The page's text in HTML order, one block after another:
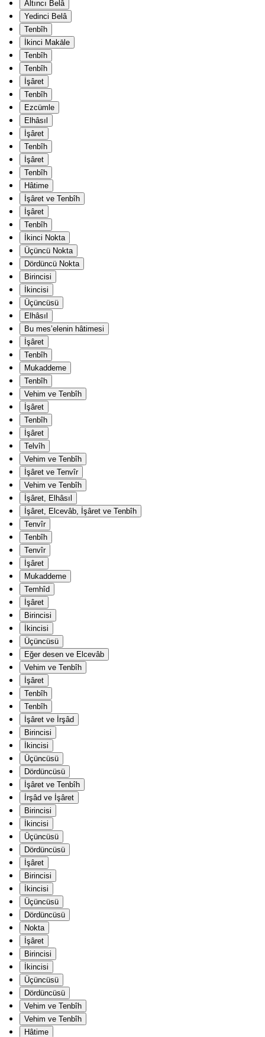
Altıncı Belâ
Yedinci Belâ
Tenbîh
İkinci Makāle
Tenbîh
Tenbîh
İşâret
Tenbîh
Ezcümle
Elhâsıl
İşâret
Tenbîh
İşâret
Tenbîh
Hâtime
İşâret ve Tenbîh
İşâret
Tenbîh
İkinci Nokta
Üçüncü Nokta
Dördüncü Nokta
Birincisi
İkincisi
Üçüncüsü
Elhâsıl
Bu mes’elenin hâtimesi
İşâret
Tenbîh
Mukaddeme
Tenbîh
Vehim ve Tenbîh
İşâret
Tenbîh
İşâret
Telvîh
Vehim ve Tenbîh
İşâret ve Tenvîr
Vehim ve Tenbîh
İşâret, Elhâsıl
İşâret, Elcevâb, İşâret ve Tenbîh
Tenvîr
Tenbîh
Tenvîr
İşâret
Mukaddeme
Temhîd
İşâret
Birincisi
İkincisi
Üçüncüsü
Eğer desen ve Elcevâb
Vehim ve Tenbîh
İşâret
Tenbîh
Tenbîh
İşâret ve İrşâd
Birincisi
İkincisi
Üçüncüsü
Dördüncüsü
İşâret ve Tenbîh
İrşâd ve İşâret
Birincisi
İkincisi
Üçüncüsü
Dördüncüsü
İşâret
Birincisi
İkincisi
Üçüncüsü
Dördüncüsü
Nokta
İşâret
Birincisi
İkincisi
Üçüncüsü
Dördüncüsü
Vehim ve Tenbîh
Vehim ve Tenbîh
Hâtime